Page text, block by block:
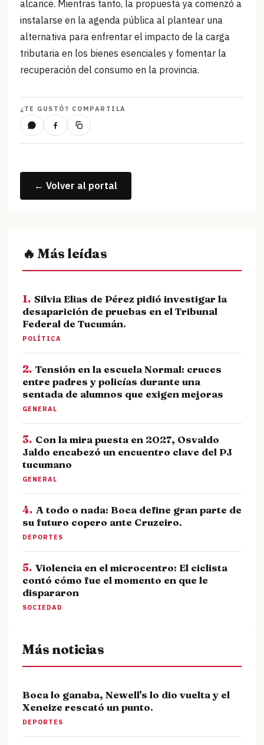
alcance. Mientras tanto, la propuesta ya comenzó a
instalarse en la agenda pública al plantear una
alternativa para enfrentar el impacto de la carga
tributaria en los bienes esenciales y fomentar la
recuperación del consumo en la provincia.
¿TE GUSTÓ? COMPARTILA
← Volver al portal
🔥 Más leídas
1. Silvia Elias de Pérez pidió investigar la
desaparición de pruebas en el Tribunal
Federal de Tucumán.
POLÍTICA
2. Tensión en la escuela Normal: cruces
entre padres y policías durante una
sentada de alumnos que exigen mejoras
GENERAL
3. Con la mira puesta en 2027, Osvaldo
Jaldo encabezó un encuentro clave del PJ
tucumano
GENERAL
4. A todo o nada: Boca define gran parte de
su futuro copero ante Cruzeiro.
DEPORTES
5. Violencia en el microcentro: El ciclista
contó cómo fue el momento en que le
dispararon
SOCIEDAD
Más noticias
Boca lo ganaba, Newell's lo dio vuelta y el
Xeneize rescató un punto.
DEPORTES